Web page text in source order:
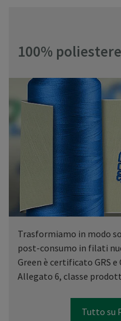
100%
Trasformiamo in modo
post-consumo in filati
Green è certificato GRS e
Allegato 6, classe
Tutto su